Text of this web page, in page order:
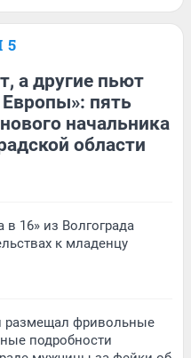
5
а другие пьют
пять
начальника
области
16» из Волгограда
к младенцу
размещал фривольные
подробности